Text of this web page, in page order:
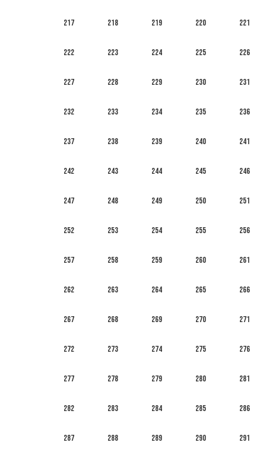
217 218 219 220 221
222 223 224 225 226
227 228 229 230 231
232 233 234 235 236
237 238 239 240 241
242 243 244 245 246
247 248 249 250 251
252 253 254 255 256
257 258 259 260 261
262 263 264 265 266
267 268 269 270 271
272 273 274 275 276
277 278 279 280 281
282 283 284 285 286
287 288 289 290 291